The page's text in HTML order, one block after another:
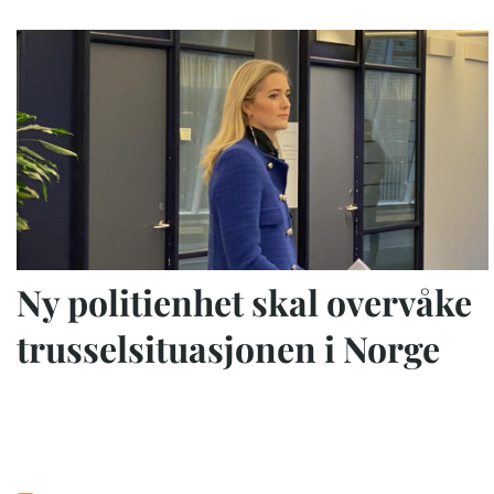
Ny politienhet skal overvåke
trusselsituasjonen i Norge